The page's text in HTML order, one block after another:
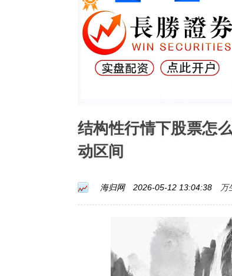
结构性行情下股票怎
动区间
海归网 2026-05-12 13:04:38 万